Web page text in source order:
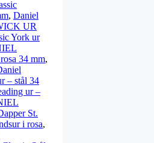
, Daniel
UR
York ur
34 mm,
– stål 34
ur –
St.
i rosa,